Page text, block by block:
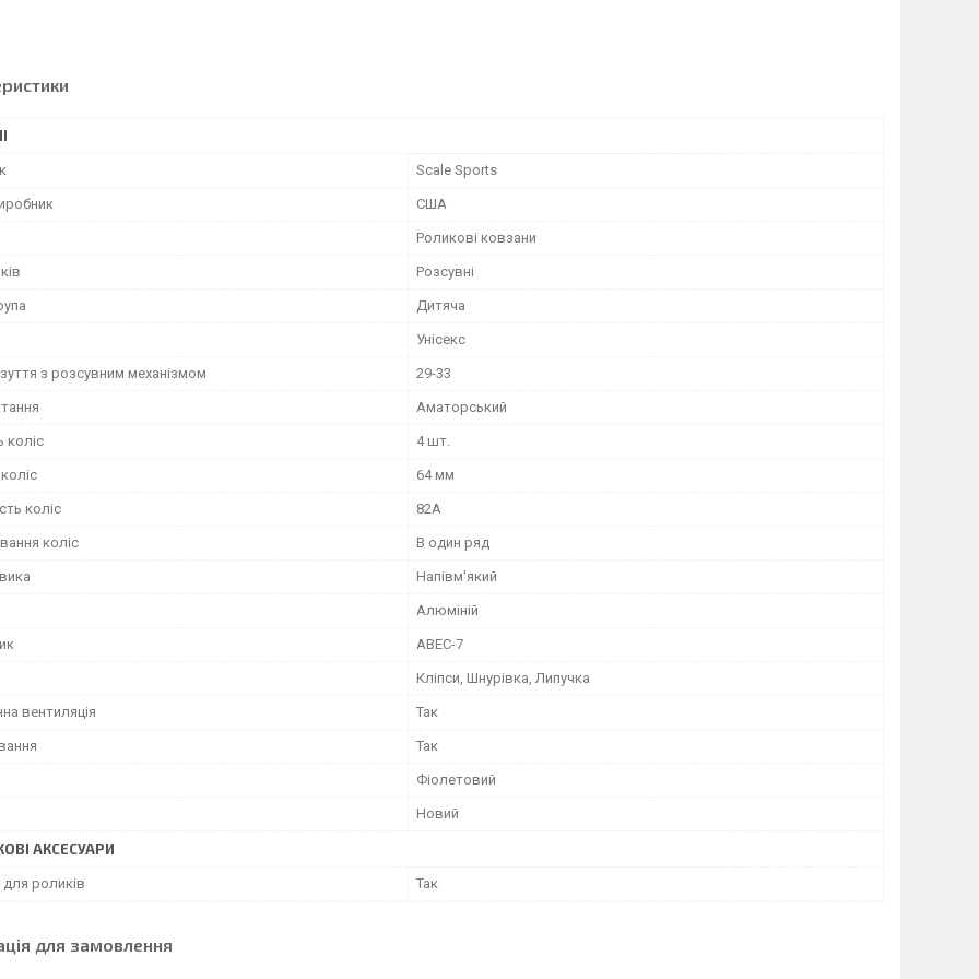
Scale Sports
США
Роликові ковзани
Розсувні
Дитяча
Унісекс
з розсувним механізмом 29-33
Аматорський
коліс 4 шт.
64 мм
коліс 82А
коліс В один ряд
Напівм'який
Алюміній
ABEC-7
Кліпси, Шнурівка, Липучка
вентиляція Так
Так
Фіолетовий
Новий
АКСЕСУАРИ
роликів Так
для замовлення